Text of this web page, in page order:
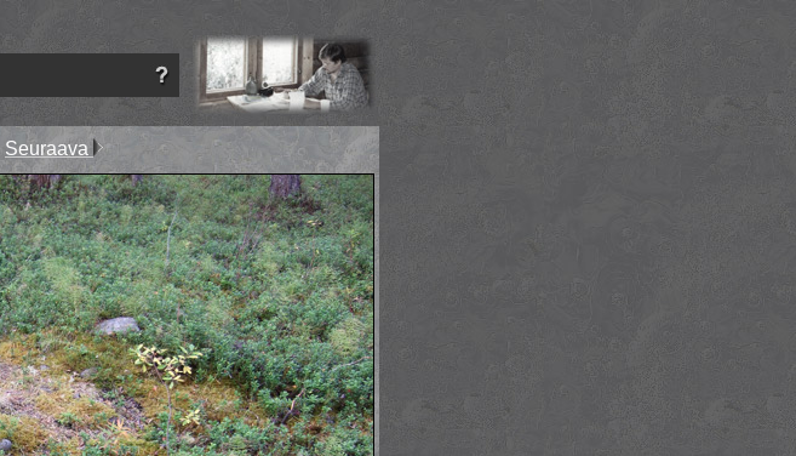
Seuraava